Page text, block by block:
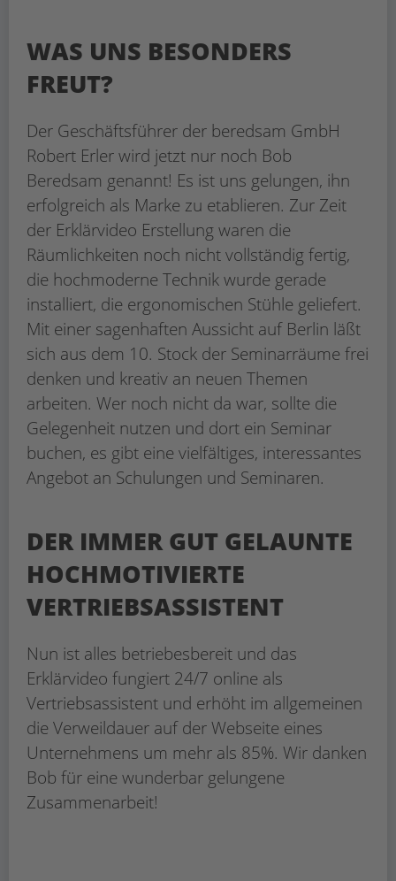
WAS UNS BESONDERS
FREUT?
Der Geschäftsführer der beredsam GmbH
Robert Erler wird jetzt nur noch Bob
Beredsam genannt! Es ist uns gelungen, ihn
erfolgreich als Marke zu etablieren. Zur Zeit
der Erklärvideo Erstellung waren die
Räumlichkeiten noch nicht vollständig fertig,
die hochmoderne Technik wurde gerade
installiert, die ergonomischen Stühle geliefert.
Mit einer sagenhaften Aussicht auf Berlin läßt
sich aus dem 10. Stock der Seminarräume frei
denken und kreativ an neuen Themen
arbeiten. Wer noch nicht da war, sollte die
Gelegenheit nutzen und dort ein Seminar
buchen, es gibt eine vielfältiges, interessantes
Angebot an Schulungen und Seminaren.
DER IMMER GUT GELAUNTE
HOCHMOTIVIERTE
VERTRIEBSASSISTENT
Nun ist alles betriebesbereit und das
Erklärvideo fungiert 24/7 online als
Vertriebsassistent und erhöht im allgemeinen
die Verweildauer auf der Webseite eines
Unternehmens um mehr als 85%. Wir danken
Bob für eine wunderbar gelungene
Zusammenarbeit!